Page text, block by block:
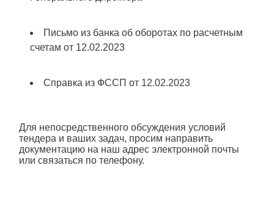
Письмо из банка об оборотах по расчетным
счетам от 12.02.2023
Справка из ФССП от 12.02.2023
Для непосредственного обсуждения условий
тендера и ваших задач, просим направить
документацию на наш адрес электронной почты
или связаться по телефону.